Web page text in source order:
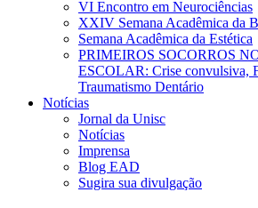
VI Encontro em Neurociências
XXIV Semana Acadêmica da
Semana Acadêmica da Estética
PRIMEIROS SOCORROS
ESCOLAR: Crise convulsiva,
Traumatismo Dentário
Notícias
Jornal da Unisc
Notícias
Imprensa
Blog EAD
Sugira sua divulgação